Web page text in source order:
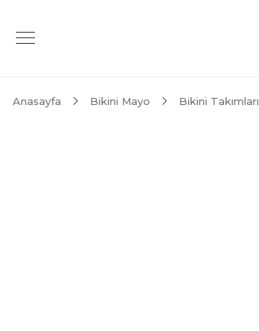
Anasayfa Bikini Mayo Bikini Takımları